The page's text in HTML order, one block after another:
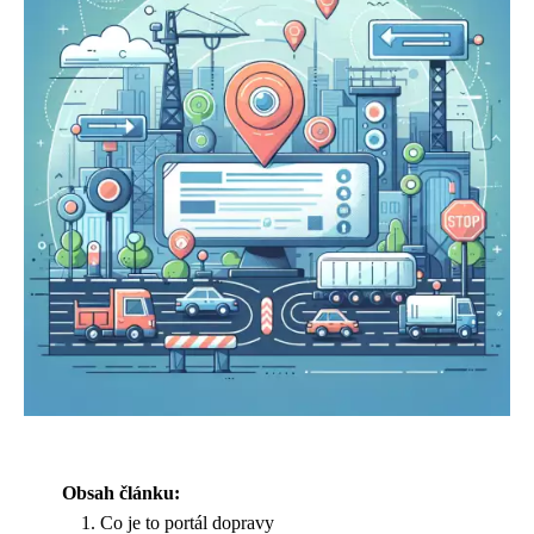
Obsah článku:
Co je to portál dopravy